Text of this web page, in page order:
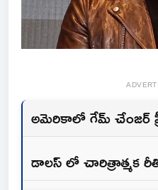
అమెరికాలో గేమ్ చేంజర్
డాలస్ లో చారిత్రాత్మక